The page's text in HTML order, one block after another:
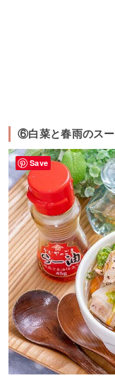
⑥白菜と春雨のス
Save